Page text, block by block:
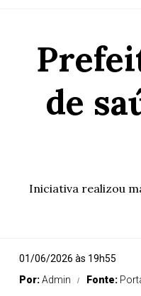
de
Iniciativa realizou
01/06/2026 às 19h55
Por:Admin Fonte: